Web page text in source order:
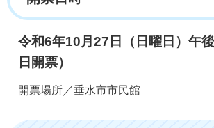
令和6年10月27日（日曜日）午
日開票）
開票場所／垂水市市民館